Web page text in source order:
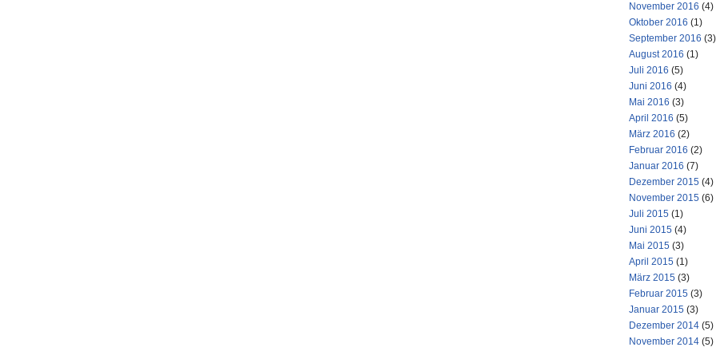
November 2016 (4)
Oktober 2016 (1)
September 2016 (3)
August 2016 (1)
Juli 2016 (5)
Juni 2016 (4)
Mai 2016 (3)
April 2016 (5)
März 2016 (2)
Februar 2016 (2)
Januar 2016 (7)
Dezember 2015 (4)
November 2015 (6)
Juli 2015 (1)
Juni 2015 (4)
Mai 2015 (3)
April 2015 (1)
März 2015 (3)
Februar 2015 (3)
Januar 2015 (3)
Dezember 2014 (5)
November 2014 (5)